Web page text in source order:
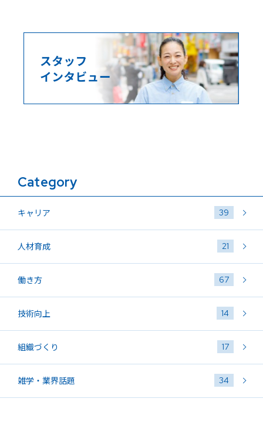
Category
キャリア 39
人材育成 21
働き方 67
技術向上 14
組織づくり 17
雑学・業界話題 34